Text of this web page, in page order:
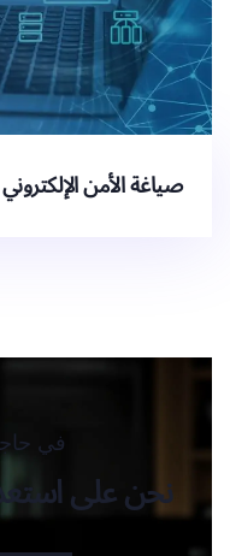
صياغة الأمن
في
نحن على